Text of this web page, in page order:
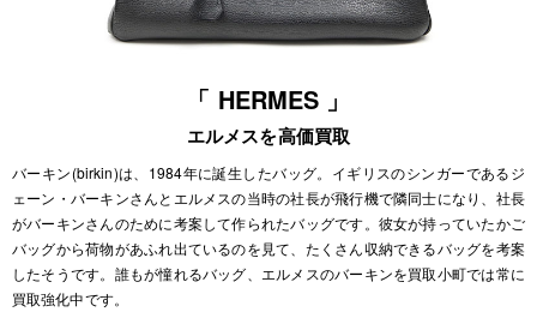
「 HERMES 」
エルメスを高価買取
バーキン(birkin)は、1984年に誕生したバッグ。イギリスのシンガーであるジ
ェーン・バーキンさんとエルメスの当時の社長が飛行機で隣同士になり、社長
がバーキンさんのために考案して作られたバッグです。彼女が持っていたかご
バッグから荷物があふれ出ているのを見て、たくさん収納できるバッグを考案
したそうです。誰もが憧れるバッグ、エルメスのバーキンを買取小町では常に
買取強化中です。